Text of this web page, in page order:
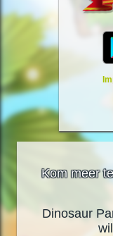
Kom meer
Dinosaur